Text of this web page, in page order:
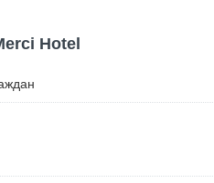
более подробной
отмены бронирования. Все
Пары, въезжающие в
заезда. В противном
номера. Информация о
может быть ограничено в
Hotel